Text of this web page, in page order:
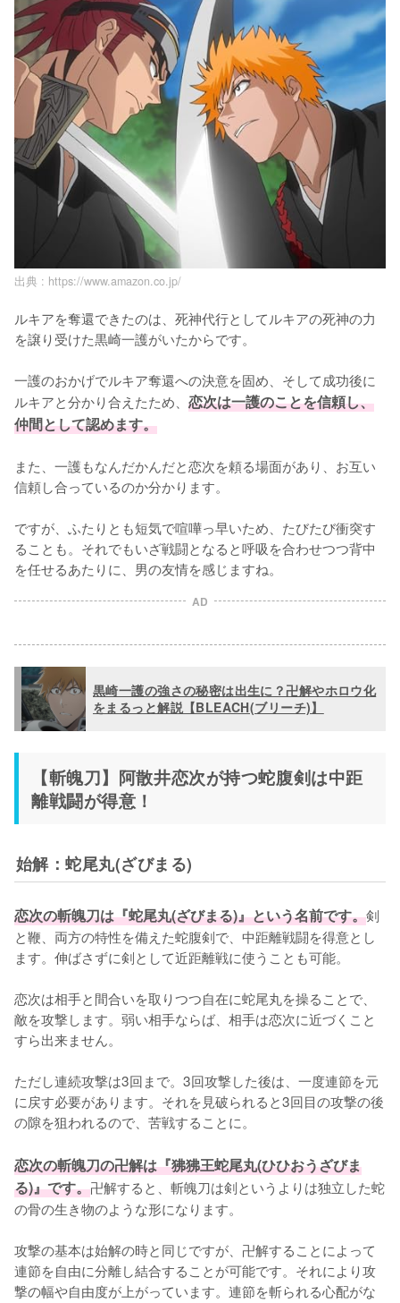
出典 : https://www.amazon.co.jp/
ルキアを奪還できたのは、死神代行としてルキアの死神の力
を譲り受けた黒崎一護がいたからです。
一護のおかげでルキア奪還への決意を固め、そして成功後に
ルキアと分かり合えたため、 恋次は一護のことを信頼し、
仲間として認めます。
また、一護もなんだかんだと恋次を頼る場面があり、お互い
信頼し合っているのか分かります。
ですが、ふたりとも短気で喧嘩っ早いため、たびたび衝突す
ることも。それでもいざ戦闘となると呼吸を合わせつつ背中
を任せるあたりに、男の友情を感じますね。
AD
黒崎一護の強さの秘密は出生に？卍解やホロウ化
をまるっと解説【BLEACH(ブリーチ)】
【斬魄刀】阿散井恋次が持つ蛇腹剣は中距
離戦闘が得意！
始解：蛇尾丸(ざびまる)
恋次の斬魄刀は『蛇尾丸(ざびまる)』という名前です。剣
と鞭、両方の特性を備えた蛇腹剣で、中距離戦闘を得意とし
ます。伸ばさずに剣として近距離戦に使うことも可能。
恋次は相手と間合いを取りつつ自在に蛇尾丸を操ることで、
敵を攻撃します。弱い相手ならば、相手は恋次に近づくこと
すら出来ません。
ただし連続攻撃は3回まで。3回攻撃した後は、一度連節を元
に戻す必要があります。それを見破られると3回目の攻撃の後
の隙を狙われるので、苦戦することに。
恋次の斬魄刀の卍解は『狒狒王蛇尾丸(ひひおうざびま
る)』です。卍解すると、斬魄刀は剣というよりは独立した蛇
の骨の生き物のような形になります。
攻撃の基本は始解の時と同じですが、卍解することによって
連節を自由に分離し結合することが可能です。それにより攻
撃の幅や自由度が上がっています。連節を斬られる心配がな